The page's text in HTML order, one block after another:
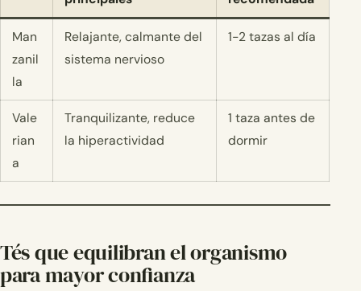
Man
zanil
la
Relajante, calmante del
sistema nervioso
1-2 tazas al día
Vale
rian
a
Tranquilizante, reduce
la hiperactividad
1 taza antes de
dormir
Tés que equilibran el organismo
para mayor confianza